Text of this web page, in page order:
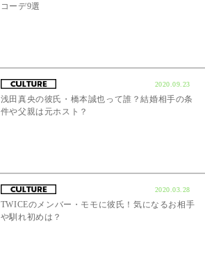
コーデ9選
2020.09.23
浅田真央の彼氏・橋本誠也って誰？結婚相手の条
件や父親は元ホスト？
2020.03.28
TWICEのメンバー・モモに彼氏！気になるお相手
や馴れ初めは？